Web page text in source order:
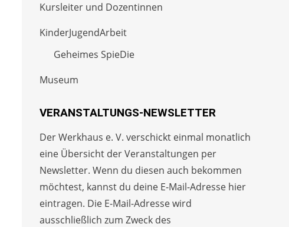
Kursleiter und Dozentinnen
KinderJugendArbeit
Geheimes SpieDie
Museum
VERANSTALTUNGS-NEWSLETTER
Der Werkhaus e. V. verschickt einmal monatlich
eine Übersicht der Veranstaltungen per
Newsletter. Wenn du diesen auch bekommen
möchtest, kannst du deine E-Mail-Adresse hier
eintragen. Die E-Mail-Adresse wird
ausschließlich zum Zweck des